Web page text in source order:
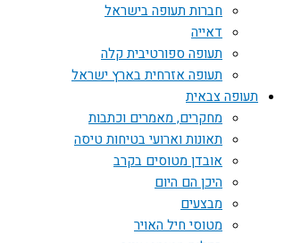
חברות תעופה בישראל
דאייה
תעופה ספורטיבית קלה
תעופה אזרחית בארץ ישראל
תעופה צבאית
מחקרים, מאמרים וכתבות
תאונות וארועי בטיחות טיסה
אובדן מטוסים בקרב
היכן הם היום
מבצעים
מטוסי חיל האויר